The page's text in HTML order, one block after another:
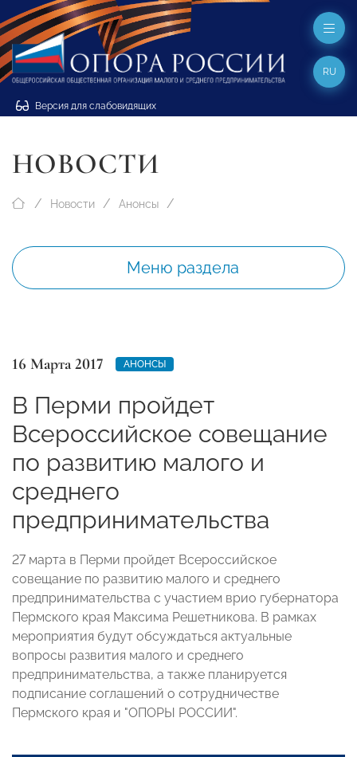
Версия для слабовидящих
RU
НОВОСТИ
Новости Анонсы
Меню раздела
16 Марта 2017 АНОНСЫ
В Перми пройдет
Всероссийское совещание
по развитию малого и
среднего
предпринимательства
27 марта в Перми пройдет Всероссийское
совещание по развитию малого и среднего
предпринимательства с участием врио губернатора
Пермского края Максима Решетникова. В рамках
мероприятия будут обсуждаться актуальные
вопросы развития малого и среднего
предпринимательства, а также планируется
подписание соглашений о сотрудничестве
Пермского края и "ОПОРЫ РОССИИ".